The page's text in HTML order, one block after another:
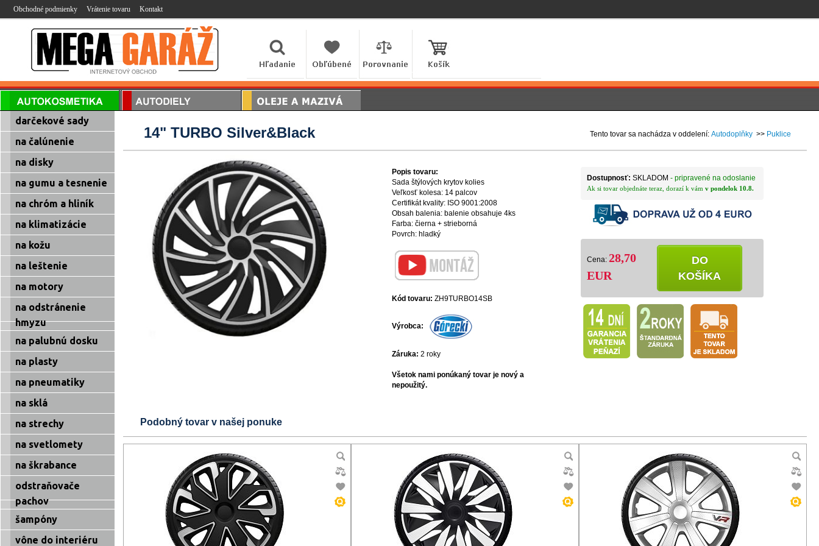
Obchodné podmienky Vrátenie tovaru Kontakt
14" TURBO Silver&Black Tento tovar sa nachádza v oddelení: Autodoplňky >> Puklice
Popis tovaru:
Sada štýlových krytov kolies
Veľkosť kolesa: 14 palcov
Certifikát kvality: ISO 9001:2008
Obsah balenia: balenie obsahuje 4ks
Farba: čierna + strieborná
Povrch: hladký
Kód tovaru: ZH9TURBO14SB
Výrobca:
Záruka: 2 roky
Všetok nami ponúkaný tovar je nový a
nepoužitý.
Dostupnosť: SKLADOM - pripravené na odoslanie
Ak si tovar objednáte teraz, dorazí k vámv pondelok 10.8.
Cena:28,70
EUR
DO
KOŠÍKA
Podobný tovar v našej ponuke
darčekové sady
na čalúnenie
na disky
na gumu a tesnenie
na chróm a hliník
na klimatizácie
na kožu
na leštenie
na motory
na odstránenie
hmyzu
na palubnú dosku
na plasty
na pneumatiky
na sklá
na strechy
na svetlomety
na škrabance
odstraňovače
pachov
šampóny
vône do interiéru